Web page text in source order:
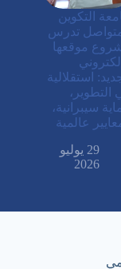
التكوين
تدرس
موقعها
استقلالية
التطوير،
سيبرانية،
عالمية
29 يوليو
2026